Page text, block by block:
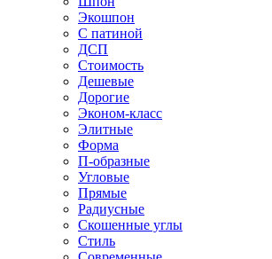
Экошпон
С патиной
ДСП
Стоимость
Дешевые
Дорогие
Эконом-класс
Элитные
Форма
П-образные
Угловые
Прямые
Радиусные
Скошенные углы
Стиль